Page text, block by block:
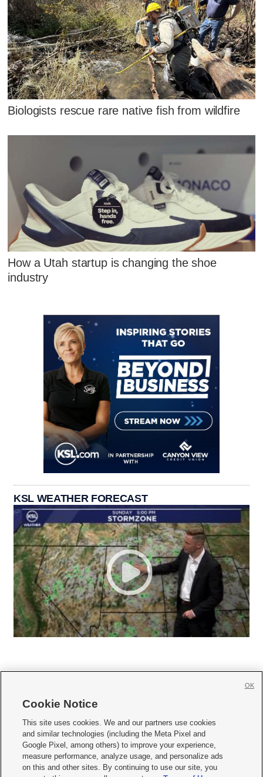
Biologists rescue rare native fish from wildfire
How a Utah startup is changing the shoe
industry
KSL WEATHER FORECAST
     
Mobile Apps| Newsletter|Advertise|Contact Us|Careers with KSL.com
Terms of use Privacy Statement| Video Consent Viewing Policy
Do Not Sell or Share My Data|EEO Public File Report| KSL-TV FCC Public File
Cookie Notice
This site uses cookies. We and our partners use cookies
and similar technologies (including the Meta Pixel and
Google Pixel, among others) to improve your experience,
measure performance, analyze usage, and personalize ads
on this and other sites. By continuing to use our site, you
OK